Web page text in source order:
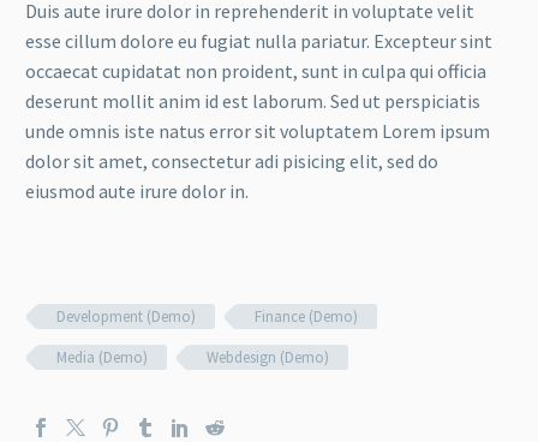
Duis aute irure dolor in reprehenderit in voluptate velit
esse cillum dolore eu fugiat nulla pariatur. Excepteur sint
occaecat cupidatat non proident, sunt in culpa qui officia
deserunt mollit anim id est laborum. Sed ut perspiciatis
unde omnis iste natus error sit voluptatem Lorem ipsum
dolor sit amet, consectetur adi pisicing elit, sed do
eiusmod aute irure dolor in.
Development (Demo)
Finance (Demo)
Media (Demo)
Webdesign (Demo)